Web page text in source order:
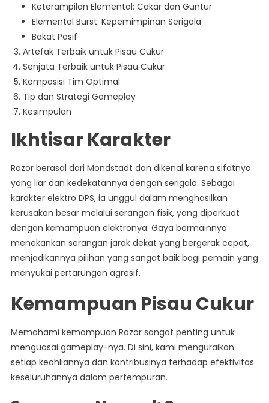
Keterampilan Elemental: Cakar dan Guntur
Elemental Burst: Kepemimpinan Serigala
Bakat Pasif
Artefak Terbaik untuk Pisau Cukur
Senjata Terbaik untuk Pisau Cukur
Komposisi Tim Optimal
Tip dan Strategi Gameplay
Kesimpulan
Ikhtisar Karakter
Razor berasal dari Mondstadt dan dikenal karena sifatnya
yang liar dan kedekatannya dengan serigala. Sebagai
karakter elektro DPS, ia unggul dalam menghasilkan
kerusakan besar melalui serangan fisik, yang diperkuat
dengan kemampuan elektronya. Gaya bermainnya
menekankan serangan jarak dekat yang bergerak cepat,
menjadikannya pilihan yang sangat baik bagi pemain yang
menyukai pertarungan agresif.
Kemampuan Pisau Cukur
Memahami kemampuan Razor sangat penting untuk
menguasai gameplay-nya. Di sini, kami menguraikan
setiap keahliannya dan kontribusinya terhadap efektivitas
keseluruhannya dalam pertempuran.